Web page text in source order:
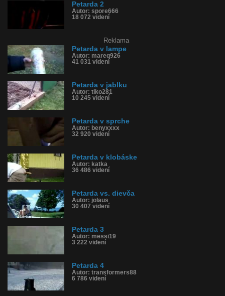
Petarda 2
Autor: spore666
18 072 videní
Reklama
Petarda v lampe
Autor: mareq926
41 031 videní
Petarda v jablku
Autor: tiko281
10 245 videní
Petarda v sprche
Autor: benyxxxx
32 920 videní
Petarda v klobáske
Autor: katka
36 486 videní
Petarda vs. dievča
Autor: jolaus
30 407 videní
Petarda 3
Autor: messi19
3 222 videní
Petarda 4
Autor: transformers88
6 786 videní